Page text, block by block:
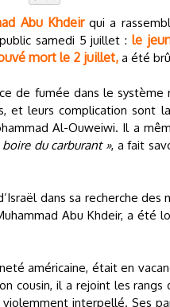
Abu Khdeirqui a
samedi 5 juillet :le
mort le 2 juillet, a été
de fumée dans le système
et leurs complication sont
Al-Ouweiwi. Il a
du carburant », a fait
dans sa recherche
Abu Khdeir, a été
américaine, était en
cousin, il a rejoint les
interpellé. Ses